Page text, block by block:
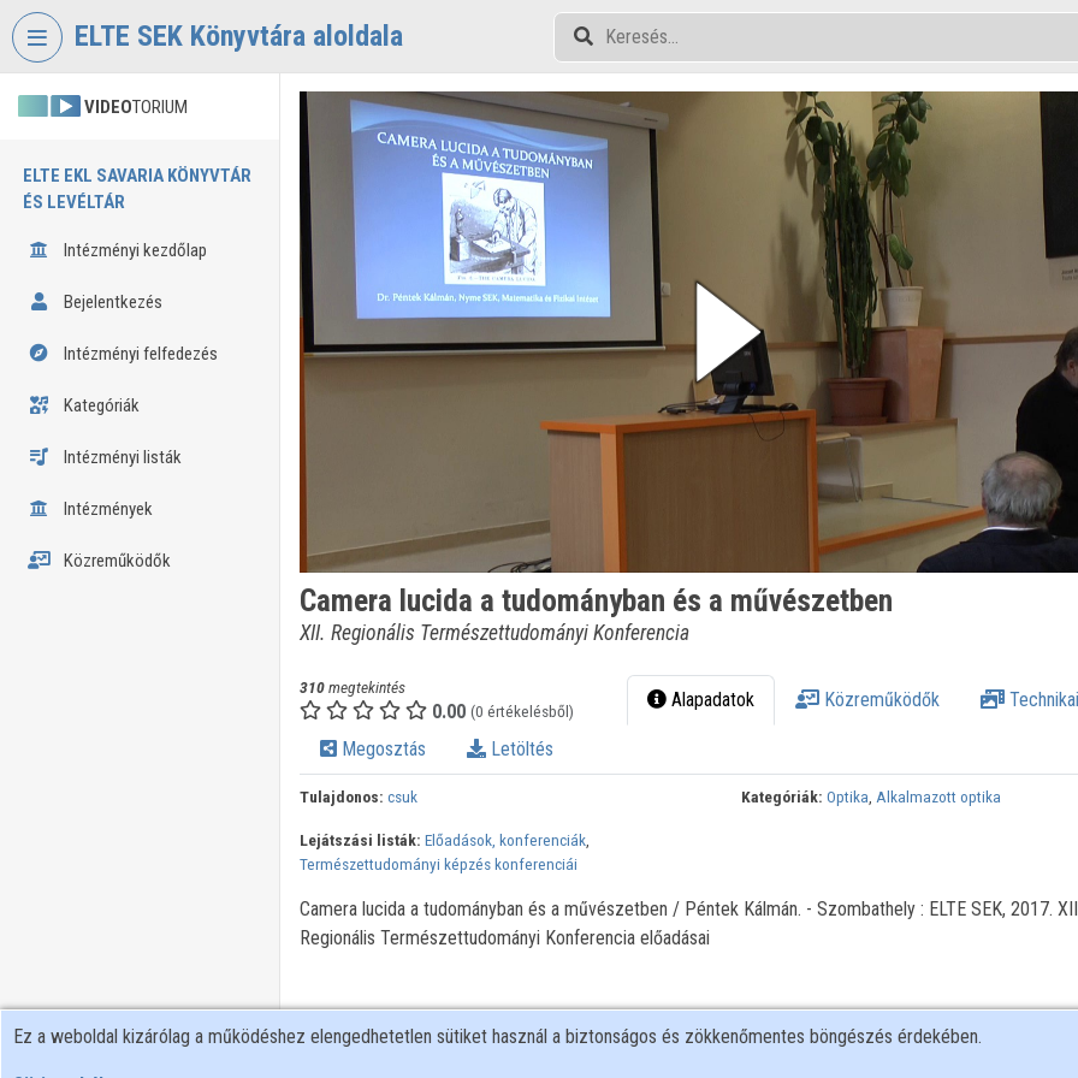
Fejléc kihagyása
ELTE SEK Könyvtára aloldala
VIDEOTORIUM
ELTE EKL SAVARIA KÖNYVTÁR
ÉS LEVÉLTÁR
Intézményi kezdőlap
Bejelentkezés
Intézményi felfedezés
Kategóriák
Intézményi listák
Intézmények
Közreműködők
Camera lucida a tudományban és a művészetben
XII. Regionális Természettudományi Konferencia
310megtekintés
0.00 (0 értékelésből) Alapadatok Közreműködők
Megosztás Letöltés
Tulajdonos: csuk Kategóriák: Optika,Alkalmazott optika
Lejátszási listák: Előadások, konferenciák,
Természettudományi képzés konferenciái
Camera lucida a tudományban és a művészetben / Péntek Kálmán. - Szombathely : ELTE SEK, 2017.
Regionális Természettudományi Konferencia előadásai
Ez a weboldal kizárólag a működéshez elengedhetetlen sütiket használ a biztonságos és zökkenőmentes böngészés érdekében.